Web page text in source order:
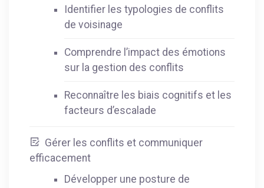
Identifier les typologies de conflits
de voisinage
Comprendre l’impact des émotions
sur la gestion des conflits
Reconnaître les biais cognitifs et les
facteurs d’escalade
Gérer les conflits et communiquer
efficacement
Développer une posture de